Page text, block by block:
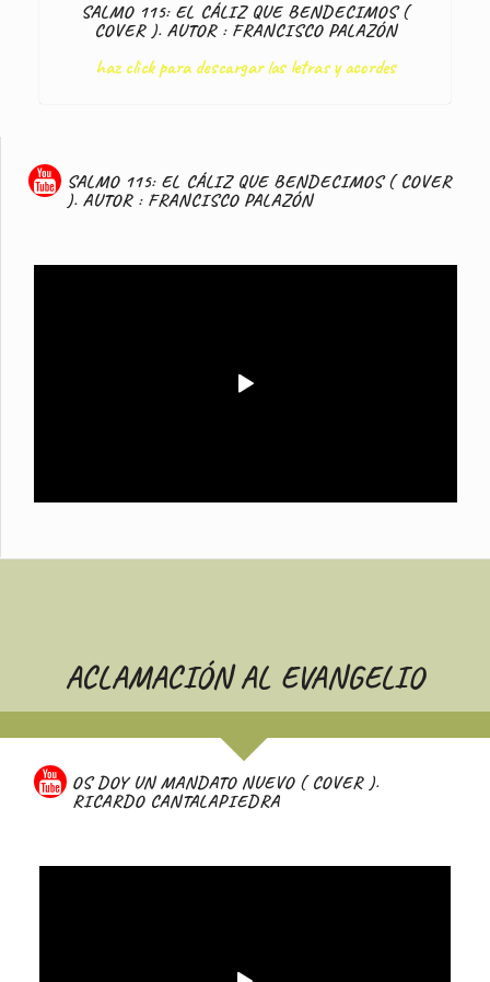
SALMO 115: EL CÁLIZ QUE BENDECIMOS (
COVER ). AUTOR : FRANCISCO PALAZÓN
haz click para descargar las letras y acordes
SALMO 115: EL CÁLIZ QUE BENDECIMOS ( COVER
). AUTOR : FRANCISCO PALAZÓN
ACLAMACIÓN AL EVANGELIO
OS DOY UN MANDATO NUEVO ( COVER ).
RICARDO CANTALAPIEDRA